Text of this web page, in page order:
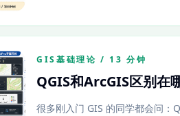
GIS基础理论 / 13 分钟
QGIS和ArcGIS区别在
很多刚入门 GIS 的同学都会问：